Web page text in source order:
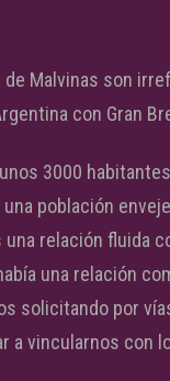
Malvinas son
con Gran
3000
población
relación fluida
una relación
solicitando por
a vincularnos con